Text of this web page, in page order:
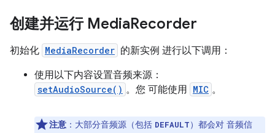
创建并运行 MediaRecorder
初始化 MediaRecorder 的新实例 进行以下调用：
使用以下内容设置音频来源：
setAudioSource() 。您 可能使用 MIC 。
注意 ：大部分音频源（包括 DEFAULT）都会对 音频信